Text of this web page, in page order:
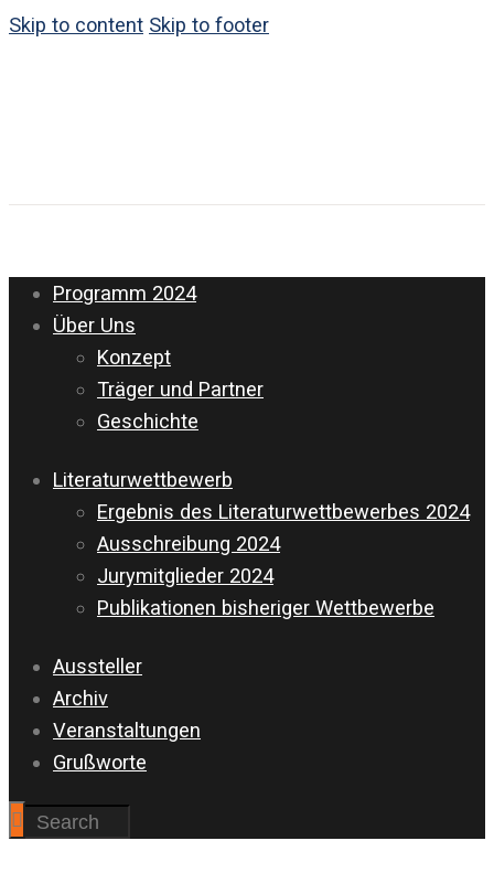
Skip to content Skip to footer
Programm 2024
Über Uns
Konzept
Träger und Partner
Geschichte
Literaturwettbewerb
Ergebnis des Literaturwettbewerbes 2024
Ausschreibung 2024
Jurymitglieder 2024
Publikationen bisheriger Wettbewerbe
Aussteller
Archiv
Veranstaltungen
Grußworte